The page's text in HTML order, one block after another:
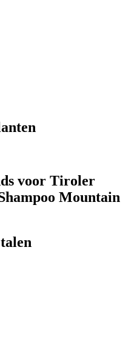
voor Tiroler
Mountain